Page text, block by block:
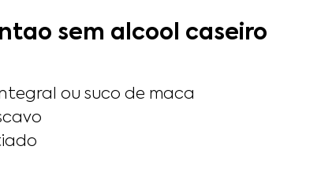
sem alcool caseiro
ou suco de maca